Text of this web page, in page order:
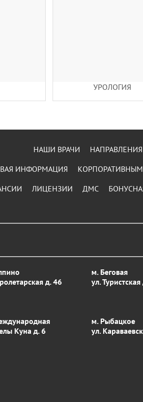
УРОЛОГИЯ
НАПРАВЛЕНИЯ
НАШИ ВРАЧИ
ИНФОРМАЦИЯ
ДМС
ЛИЦЕНЗИИ
д. 46
м. Беговая
ул.
Куна д. 6
м. Рыбацкое
ул.